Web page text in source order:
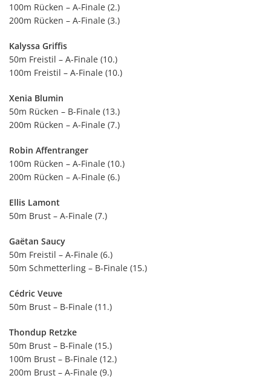
100m Rücken – A-Finale (2.)
200m Rücken – A-Finale (3.)
Kalyssa Griffis
50m Freistil – A-Finale (10.)
100m Freistil – A-Finale (10.)
Xenia Blumin
50m Rücken – B-Finale (13.)
200m Rücken – A-Finale (7.)
Robin Affentranger
100m Rücken – A-Finale (10.)
200m Rücken – A-Finale (6.)
Ellis Lamont
50m Brust – A-Finale (7.)
Gaëtan Saucy
50m Freistil – A-Finale (6.)
50m Schmetterling – B-Finale (15.)
Cédric Veuve
50m Brust – B-Finale (11.)
Thondup Retzke
50m Brust – B-Finale (15.)
100m Brust – B-Finale (12.)
200m Brust – A-Finale (9.)